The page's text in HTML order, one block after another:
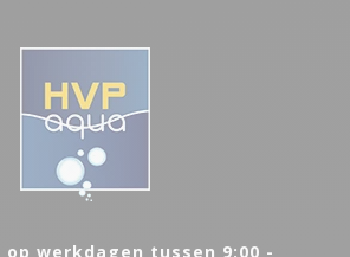
op werkdagen tussen 9:00 -